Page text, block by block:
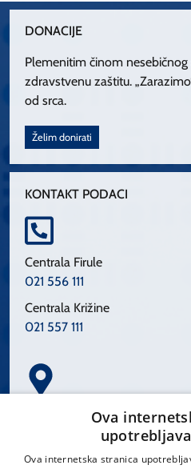
DONACIJE
Plemenitim činom
zdravstvenu zaštitu.
od srca.
Želim donirati
KONTAKT PODACI
Centrala Firule
021 556 111
Centrala Križine
021 557 111
Spinčićeva 1, 21000 Split
Ova
Ova internetska stranica